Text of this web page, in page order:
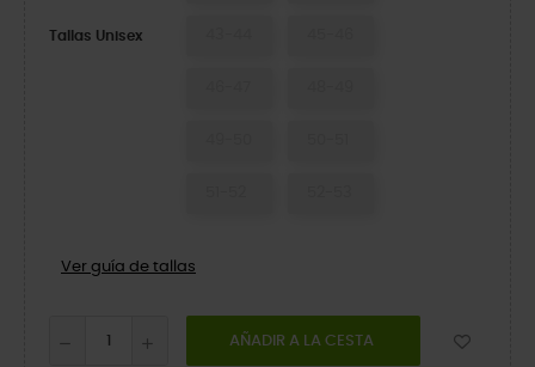
Tallas Unisex
Ver guía de tallas
AÑADIR A LA CESTA